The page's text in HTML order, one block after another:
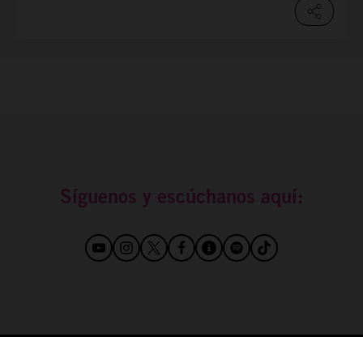
Síguenos y escúchanos aquí: